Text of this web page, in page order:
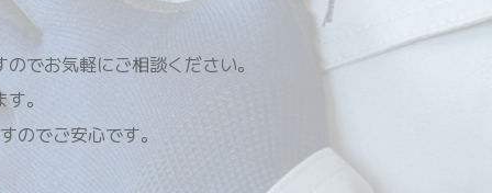
でお気軽にご相談ください。
。
のでご安心です。